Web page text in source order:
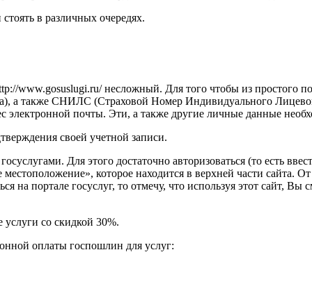
в различных очередях.
www.gosuslugi.ru/ несложный. Для того чтобы из простого
также СНИЛС (Страховой Номер Индивидуального
электронной почты. Эти, а также другие личные данные
своей учетной записи.
Для этого достаточно авторизоваться (то есть
которое находится в верхней части сайта.
на портале госуслуг, то отмечу, что используя этот сайт,
со скидкой 30%.
оплаты госпошлин для услуг: